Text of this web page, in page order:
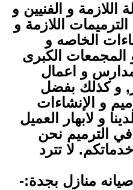
اللازمة و الفنيين و
اللازمة و
الخاصه و
المجمعات الكبرى
و اعمال
و كذلك بفضل
و الإنشاءات
و لابهار العميل
في الترميم نحن
لا تترد
منازل بجدة:-